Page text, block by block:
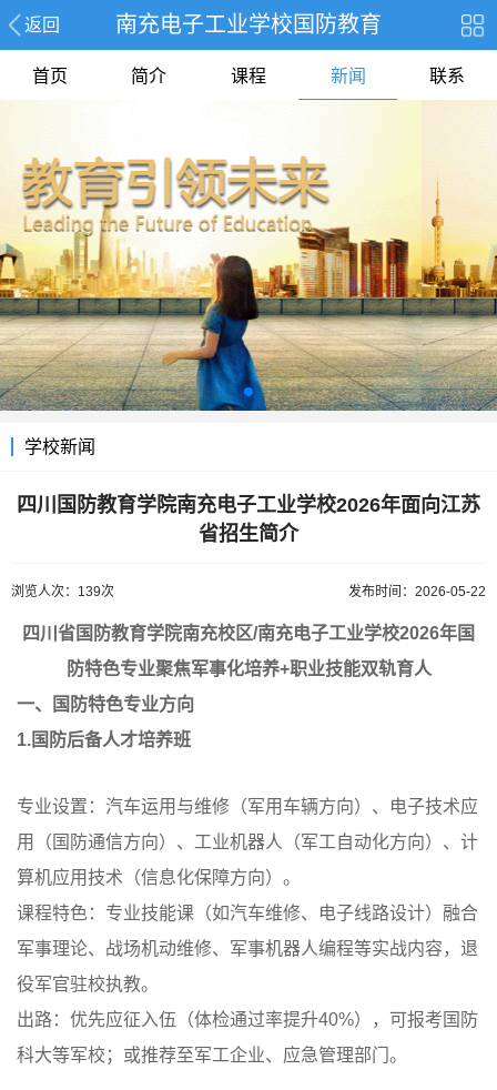
返回 南充电子工业学校国防教育
首页 简介 课程 新闻 联系
学校新闻
四川国防教育学院南充电子工业学校2026年面向江苏
省招生简介
浏览人次：139次 发布时间：2026-05-22
四川省国防教育学院南充校区/南充电子工业学校2026年国
防特色专业聚焦军事化培养+职业技能双轨育人
一、国防特色专业方向
1.国防后备人才培养班
专业设置：汽车运用与维修（军用车辆方向）、电子技术应
用（国防通信方向）、工业机器人（军工自动化方向）、计
算机应用技术（信息化保障方向）。
课程特色：专业技能课（如汽车维修、电子线路设计）融合
军事理论、战场机动维修、军事机器人编程等实战内容，退
役军官驻校执教。
出路： 优先应征入伍（体检通过率提升40%），可报考国防
科大等军校；或推荐至军工企业、应急管理部门。